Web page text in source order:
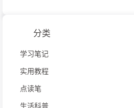
分类
学习笔记
实用教程
点读笔
生活科普